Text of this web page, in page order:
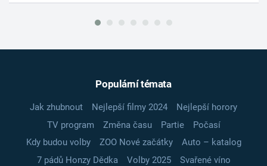
Populární témata
Jak zhubnout Nejlepší filmy 2024
Nejlepší horory
TV program
Změna času Partie
Počasí
Kdy budou volby
ZOO Nové začátky
Auto – katalog
7 pádů Honzy Dědka
Volby 2025
Svařené víno